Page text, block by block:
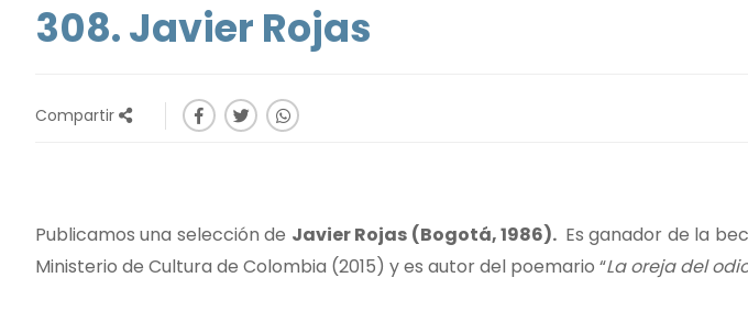
308. Javier Rojas
Compartir
Publicamos una selección de Javier Rojas (Bogotá, 1986). Es ganador de la
Ministerio de Cultura de Colombia (2015) y es autor del poemario “La oreja del